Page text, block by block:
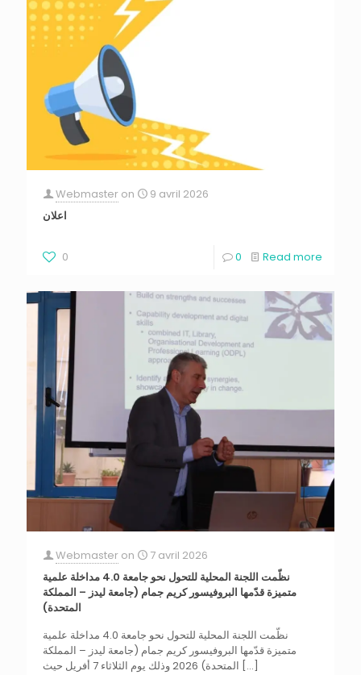
Webmaster on
9 avril 2026
اعلان
0 0 Read more
Webmaster on
7 avril 2026
نظّمت اللجنة المحلية للتحول نحو جامعة 4.0 مداخلة علمية
متميزة قدّمها البروفيسور كريم جمام (جامعة ليدز – المملكة
المتحدة)
نظّمت اللجنة المحلية للتحول نحو جامعة 4.0 مداخلة علمية
متميزة قدّمها البروفيسور كريم جمام (جامعة ليدز – المملكة
المتحدة) 2026 وذلك يوم الثلاثاء 7 أفريل حيث […]